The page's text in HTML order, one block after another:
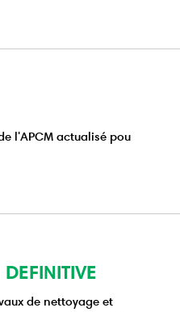
l'APCM actualisé pou
de nettoyage et